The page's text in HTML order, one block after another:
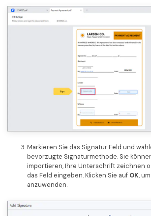
Markieren Sie das Signatur Feld und
bevorzugte Signaturmethode. Sie
importieren, Ihre Unterschrift zeichnen
das Feld eingeben. Klicken Sie auf OK,
anzuwenden.